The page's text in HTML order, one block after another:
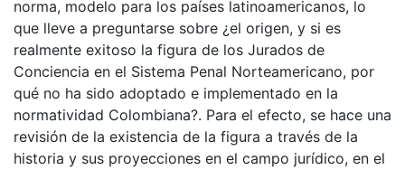
norma, modelo para los países latinoamericanos, lo
que lleve a preguntarse sobre ¿el origen, y si es
realmente exitoso la figura de los Jurados de
Conciencia en el Sistema Penal Norteamericano, por
qué no ha sido adoptado e implementado en la
normatividad Colombiana?. Para el efecto, se hace una
revisión de la existencia de la figura a través de la
historia y sus proyecciones en el campo jurídico, en el